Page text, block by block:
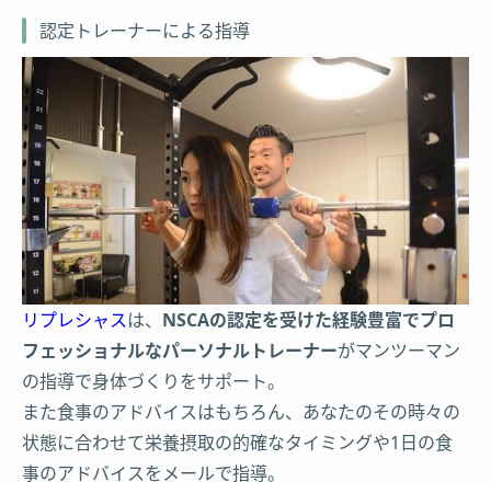
認定トレーナーによる指導
リプレシャスは、 NSCAの認定を受けた経験豊富でプロ
フェッショナルなパーソナルトレーナーがマンツーマン
の指導で身体づくりをサポート。
また食事のアドバイスはもちろん、あなたのその時々の
状態に合わせて栄養摂取の的確なタイミングや1日の食
事のアドバイスをメールで指導。